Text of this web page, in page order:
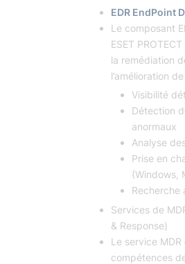
EDR EndPoint
Le composant
ESET
la remédiation
l’amélioration
Visibilité
Détection
anormaux
Analyse
Prise en
(Windows,
Recherche
Services de
& Response)
Le service
compétences